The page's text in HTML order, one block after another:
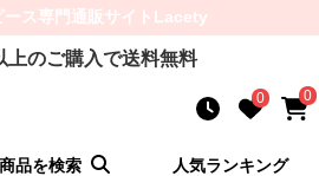
ース専門通販サイト Lacety
上のご購入で送料無料
0 0
商品を検索 人気ランキング